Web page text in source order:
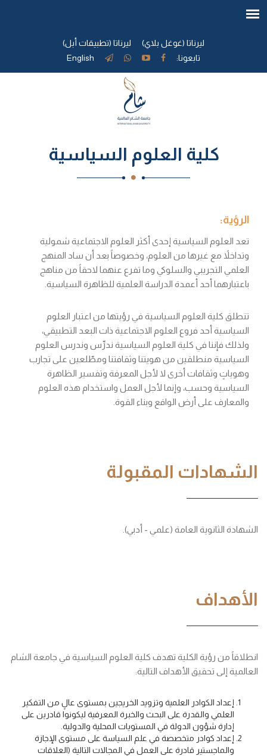
ليرناتا (غوغل بلاي)
ليرناتا (تطبيقات أبل)
تابعونا:
English
كلية العلوم السياسية
الرؤية:
تعد العلوم السياسية إحدى أكثر العلوم الاجتماعية شمولية
وتداخلاً مع غيرها من العلوم، وخصوصاً بعد أن ساد المنهج
العلمي التجريبي والسلوكي وما تفرع عنهما لاحقاً من مناهج
باعتبارهما أحد أعمدة الدراسة العلمية للظاهرة السياسية.
تنطلق كلية العلوم السياسية في رؤيتها من اعتبار العلوم
السياسية أحد فروع العلوم الاجتماعية ذات البعد التطبيقي،
ولذلك فإننا في كلية العلوم السياسية ندرِّس وندرس العلوم
السياسية منطلقين من هويتنا وثقافتنا ومطّلعين على تجارب
وهوياتٍ وثقافات أخرى لا لأجل المعرفة وتفسير الظاهرة
السياسية وحسب، وإنما لأجل العمل واستخدام هذه العلوم
والمعارف على أرض الواقع وبناء القوة.
الشهادات المقبولة
الشهادة الثانوية العامة (علمي - أدبي).
الأهداف
انطلاقاً من رؤية الكلية تهدف كلية العلوم السياسية في جامعة الشام
العالمية إلى تحقيق الأهداف التالية:
إعداد الكوادر العلمية وتزويد الخريجين بمستوى عالٍ من التفكير
العلمي والقدرة على البحث والخبرة المعرفية ليكونوا قادرين على
إدارة شؤون الدولة في المستويات المحلية والدولية.
إعداد كوادر متخصصة في علم السياسة على مستوى الإجازة
والماجستير قادرة على العمل في المجالات التالية (العلاقات